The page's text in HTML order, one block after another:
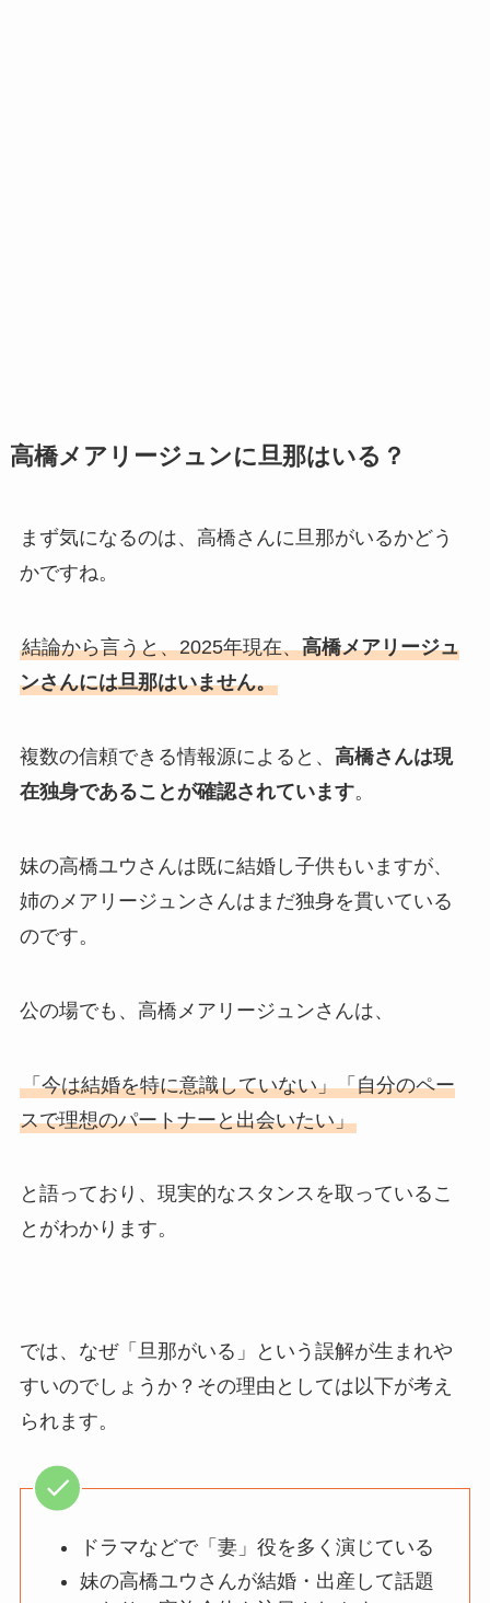
高橋メアリージュンに旦那はいる？
まず気になるのは、高橋さんに旦那がいるかどう
かですね。
結論から言うと、2025年現在、高橋メアリージュ
ンさんには旦那はいません。
複数の信頼できる情報源によると、 高橋さんは現
在独身であることが確認されています。
妹の高橋ユウさんは既に結婚し子供もいますが、
姉のメアリージュンさんはまだ独身を貫いている
のです。
公の場でも、高橋メアリージュンさんは、
「今は結婚を特に意識していない」「自分のペー
スで理想のパートナーと出会いたい」
と語っており、現実的なスタンスを取っているこ
とがわかります。
では、なぜ「旦那がいる」という誤解が生まれや
すいのでしょうか？その理由としては以下が考え
られます。
ドラマなどで「妻」役を多く演じている
妹の高橋ユウさんが結婚・出産して話題